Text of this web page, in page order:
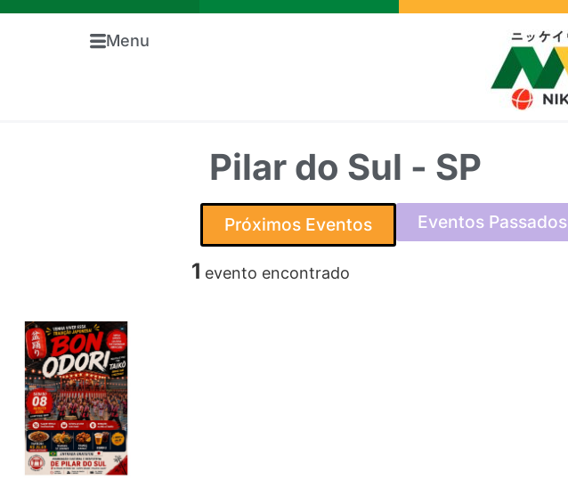
Menu
Pilar do Sul - SP
Próximos Eventos Eventos Passados
1 evento encontrado